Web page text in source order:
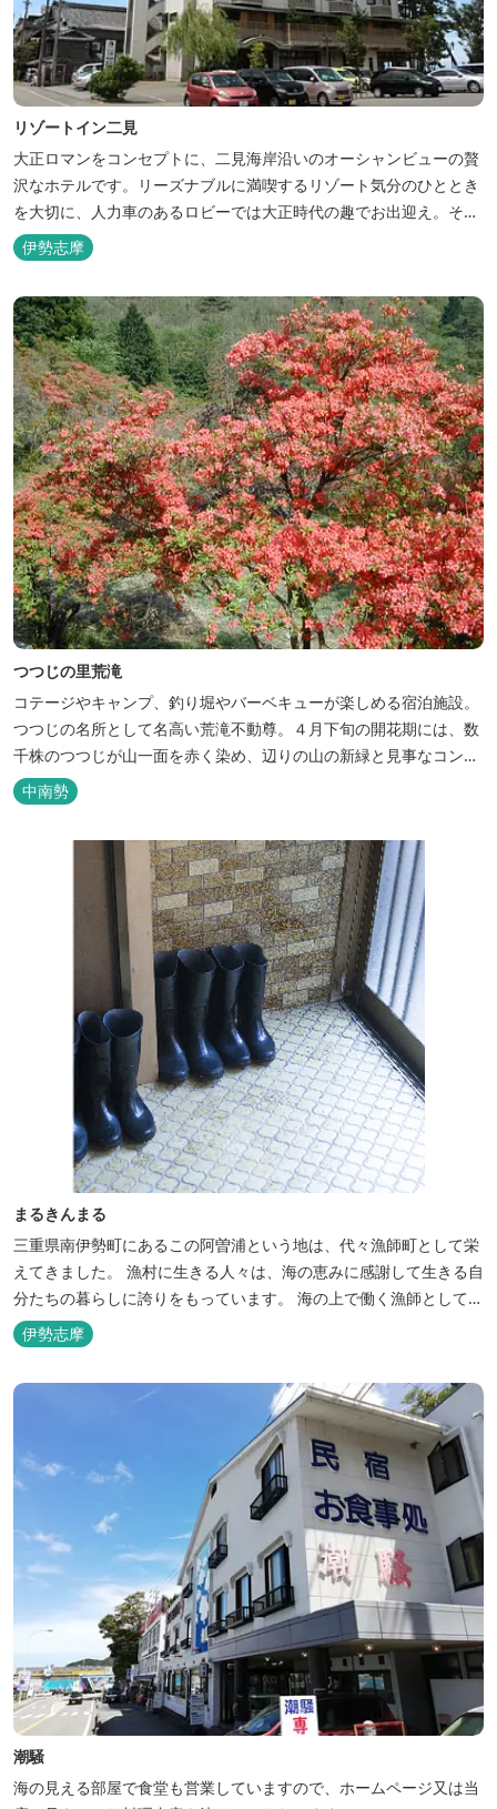
リゾートイン二見
大正ロマンをコンセプトに、二見海岸沿いのオーシャンビューの贅
沢なホテルです。リーズナブルに満喫するリゾート気分のひととき
を大切に、人力車のあるロビーでは大正時代の趣でお出迎え。そし
て、抜群の眺めが自慢の露天風呂｢七福の湯｣は、趣向を凝らした七
つのお風呂のうち、五つをご宿泊者様無料の貸切風呂としてご利用
が可能です。
伊勢志摩
つつじの里荒滝
コテージやキャンプ、釣り堀やバーベキューが楽しめる宿泊施設。
つつじの名所として名高い荒滝不動尊。４月下旬の開花期には、数
千株のつつじが山一面を赤く染め、辺りの山の新緑と見事なコント
ラストを織り成します。 松阪の観光情報は、松阪観光インフォメー
ションサイト ワクワク松阪 ...
中南勢
まるきんまる
三重県南伊勢町にあるこの阿曽浦という地は、代々漁師町として栄
えてきました。 漁村に生きる人々は、海の恵みに感謝して生きる自
分たちの暮らしに誇りをもっています。 海の上で働く漁師として、
自然とのかかわりを次世代につなぐ役割を果たすためにゲストハウ
スを始めました。 当ゲストハウスは一棟貸しです。 二階建ての一
伊勢志摩
潮騒
海の見える部屋で食堂も営業していますので、ホームページ又は当